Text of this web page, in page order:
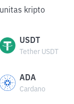
kripto
USDT
Tether USDT
ADA
Cardano